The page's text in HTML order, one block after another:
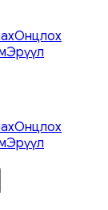
Онцлох
Эрүүл
Онцлох
Эрүүл